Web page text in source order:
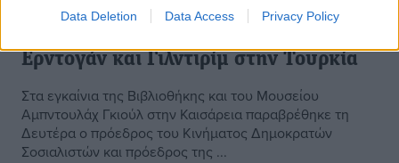
Data Deletion Data Access Privacy Policy
Ερντογάν και Γιλντιρίμ στην Τουρκία
Στα εγκαίνια της Βιβλιοθήκης και του Μουσείου
Αμπντουλάχ Γκιούλ στην Καισάρεια παραβρέθηκε τη
Δευτέρα ο πρόεδρος του Κινήματος Δημοκρατών
Σοσιαλιστών και πρόεδρος της ...